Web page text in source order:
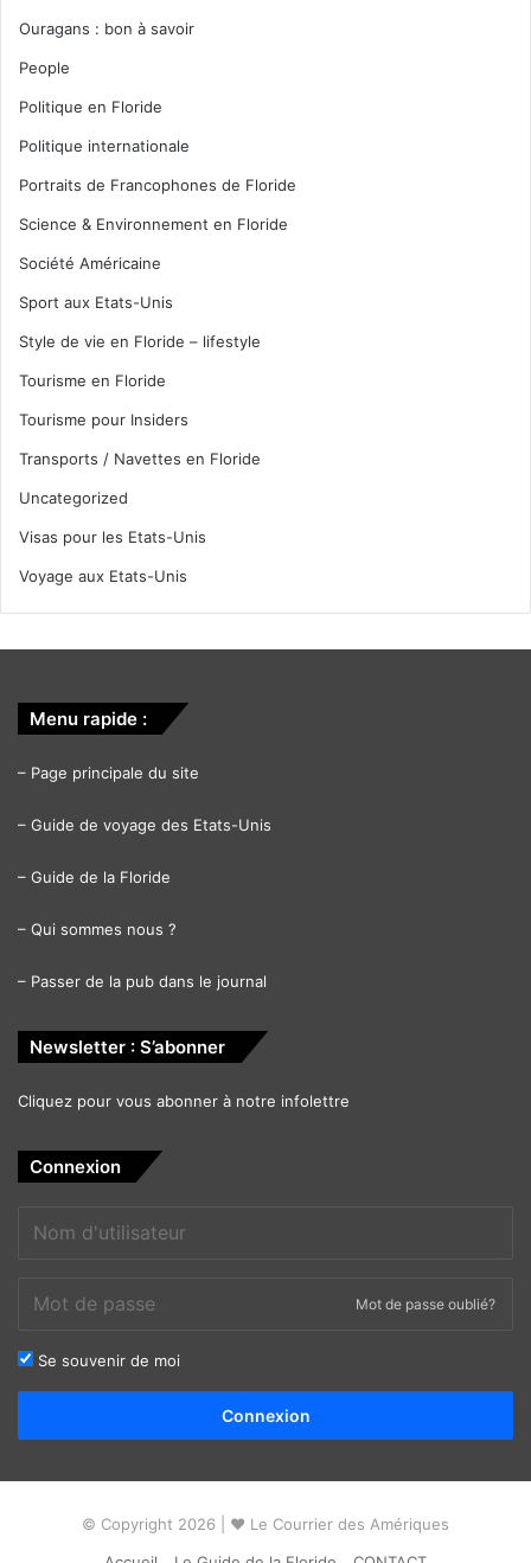
Ouragans : bon à savoir
People
Politique en Floride
Politique internationale
Portraits de Francophones de Floride
Science & Environnement en Floride
Société Américaine
Sport aux Etats-Unis
Style de vie en Floride – lifestyle
Tourisme en Floride
Tourisme pour Insiders
Transports / Navettes en Floride
Uncategorized
Visas pour les Etats-Unis
Voyage aux Etats-Unis
Menu rapide :
– Page principale du site
– Guide de voyage des Etats-Unis
– Guide de la Floride
– Qui sommes nous ?
– Passer de la pub dans le journal
Newsletter : S’abonner
Cliquez pour vous abonner à notre infolettre
Connexion
Mot de passe oublié?
Se souvenir de moi
Connexion
© Copyright 2026 | ❤ Le Courrier des Amériques